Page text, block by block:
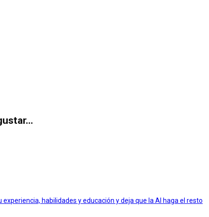
habilidades y educación y deja que la AI haga el resto